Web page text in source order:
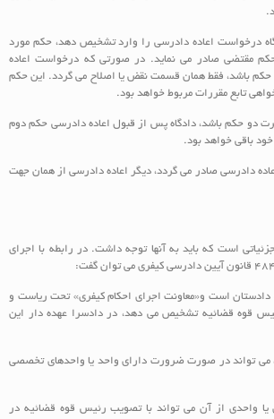
درخواست اعاده دادرسی را وارد تشخیص دهد، حکم مورد
مقتضی صادر می نماید. در صورتی که درخواست اعاده
باشد، فقط همان قسمت نقض یا اصلاح می گردد. این حکم
تابع مقررات مربوط خواهد بود.
دو حکم باشد، دادگاه پس از قبول اعاده دادرسی حکم دوم
باقی خواهد بود.
دادرسی صادر می گردد، دیگر اعاده دادرسی از همان جهت
است که باید به آنها توجه داشت. در رابطه با اجرای
دادستان است و«معاونت اجرای احکام کیفری» تحت ریاست و
قوه قضائیه تشخیص می دهد، در دادسرا عهده دار این
می تواند در صورت ضرورت دارای واحد یا واحدهای تخصصی
یا واحدی از آن می تواند با تصویب رئیس قوه قضائیه در